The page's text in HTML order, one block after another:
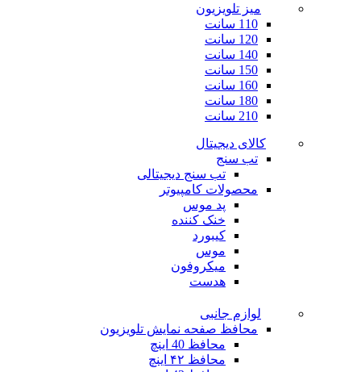
میز تلویزیون
110 سانت
120 سانت
140 سانت
150 سانت
160 سانت
180 سانت
210 سانت
کالای دیجیتال
تب سنج
تب سنج دیجیتالی
محصولات کامپیوتر
پد موس
خنک کننده
کیبورد
موس
میکروفون
هدست
لوازم جانبی
محافظ صفحه نمایش تلویزیون
محافظ 40 اینچ
محافظ ۴۲ اینچ